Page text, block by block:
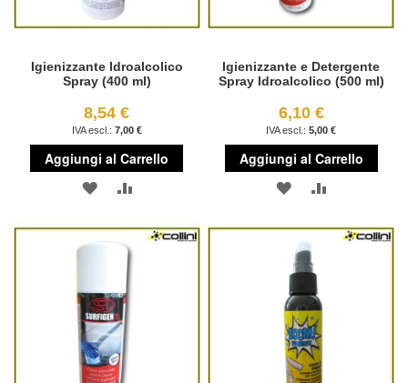
Igienizzante Idroalcolico
Spray (400 ml)
8,54 €
7,00 €
Aggiungi al Carrello
AGGIUNGI
LISTA
DESIDERI
AGGIUNGI
CONFRONTO
Igienizzante e Detergente
Spray Idroalcolico (500 ml)
6,10 €
5,00 €
Aggiungi al Carrello
AGGIUNGI
LISTA
DESIDERI